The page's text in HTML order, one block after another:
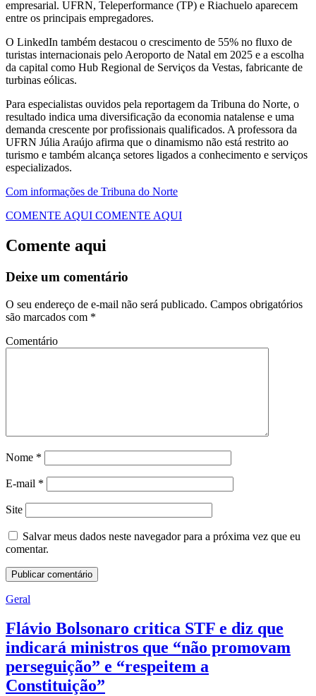
empresarial. UFRN, Teleperformance (TP) e Riachuelo aparecem
entre os principais empregadores.
O LinkedIn também destacou o crescimento de 55% no fluxo de
turistas internacionais pelo Aeroporto de Natal em 2025 e a escolha
da capital como Hub Regional de Serviços da Vestas, fabricante de
turbinas eólicas.
Para especialistas ouvidos pela reportagem da Tribuna do Norte, o
resultado indica uma diversificação da economia natalense e uma
demanda crescente por profissionais qualificados. A professora da
UFRN Júlia Araújo afirma que o dinamismo não está restrito ao
turismo e também alcança setores ligados a conhecimento e serviços
especializados.
Com informações de Tribuna do Norte
COMENTE AQUI COMENTE AQUI
Comente aqui
Deixe um comentário
O seu endereço de e-mail não será publicado. Campos obrigatórios
são marcados com *
Comentário
Nome *
E-mail *
Site
Salvar meus dados neste navegador para a próxima vez que eu
comentar.
Geral
Flávio Bolsonaro critica STF e diz que
indicará ministros que “não promovam
perseguição” e “respeitem a
Constituição”